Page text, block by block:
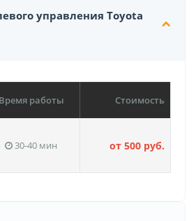
управления Toyota
Время работы Стоимость
30-40 мин от 500 руб.